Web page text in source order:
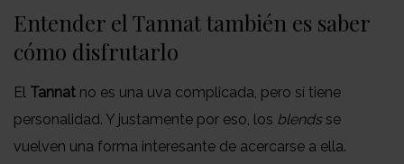
Entender el Tannat también es saber
cómo disfrutarlo
El Tannat no es una uva complicada, pero sí tiene
personalidad. Y justamente por eso, los blendsse
vuelven una forma interesante de acercarse a ella.